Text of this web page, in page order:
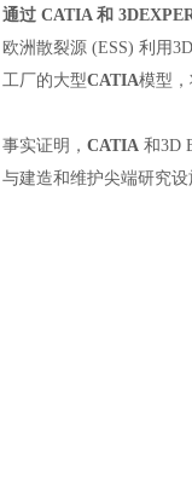
通过 CATIA 和
欧洲散裂源 (ESS) 利用
工厂的大型CATIA模型
事实证明， CATIA 和3D
与建造和维护尖端研究